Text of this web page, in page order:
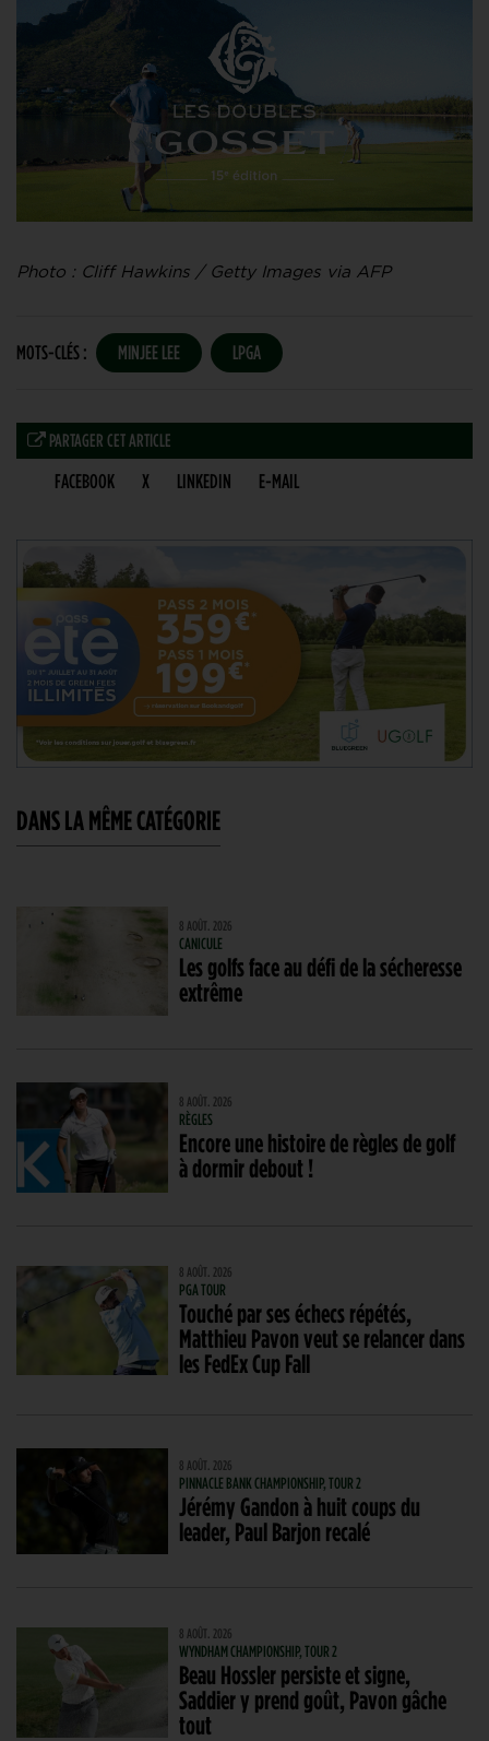
Photo : Cliff Hawkins / Getty Images via AFP
MOTS-CLÉS : MINJEE LEE LPGA
PARTAGER CET ARTICLE
FACEBOOK X LINKEDIN E-MAIL
DANS LA MÊME CATÉGORIE
8 AOÛT. 2026
CANICULE
Les golfs face au défi de la sécheresse
extrême
8 AOÛT. 2026
RÈGLES
Encore une histoire de règles de golf
à dormir debout !
8 AOÛT. 2026
PGA TOUR
Touché par ses échecs répétés,
Matthieu Pavon veut se relancer dans
les FedEx Cup Fall
8 AOÛT. 2026
PINNACLE BANK CHAMPIONSHIP, TOUR 2
Jérémy Gandon à huit coups du
leader, Paul Barjon recalé
8 AOÛT. 2026
WYNDHAM CHAMPIONSHIP, TOUR 2
Beau Hossler persiste et signe,
Saddier y prend goût, Pavon gâche
tout